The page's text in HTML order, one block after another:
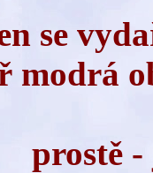
se
modrá
prostě